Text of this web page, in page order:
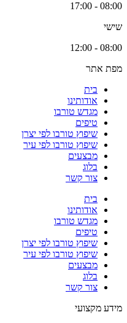
08:00 - 17:00
שישי
08:00 - 12:00
מפת אתר
בית
אודותינו
מגדש טורבו
טיפים
שיפוץ טורבו לפי יצרן
שיפוץ טורבו לפי עיר
מבצעים
בלוג
צור קשר
בית
אודותינו
מגדש טורבו
טיפים
שיפוץ טורבו לפי יצרן
שיפוץ טורבו לפי עיר
מבצעים
בלוג
צור קשר
מידע מקצועי